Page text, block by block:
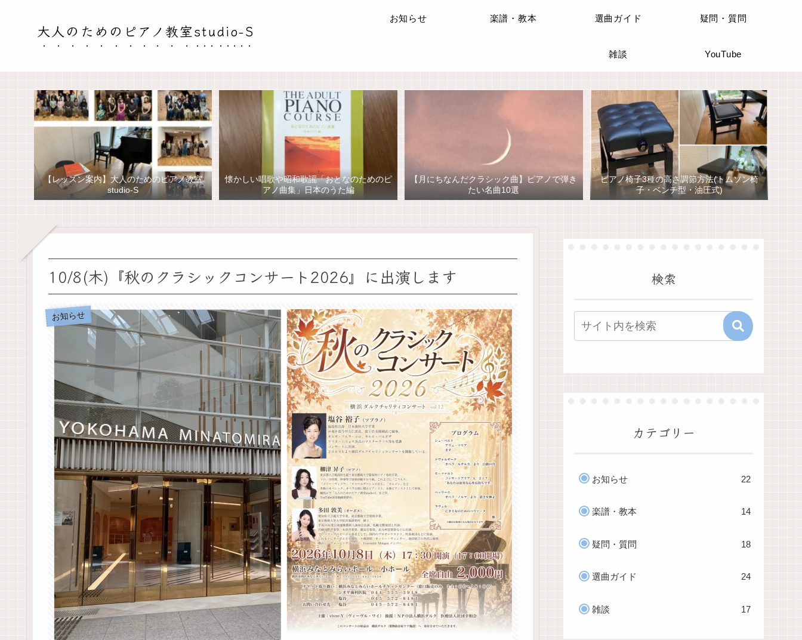
大人のためのピアノ教室studio-S
お知らせ 楽譜・教本 選曲ガイド 疑問・質問
雑談 YouTube
【レッスン案内】大人のためのピアノ教室
studio-S
懐かしい唱歌や昭和歌謡「おとなのためのピ
アノ曲集」日本のうた編
【月にちなんだクラシック曲】ピアノで弾き
たい名曲10選
ピアノ椅子3種の高さ調節方法(トムソン椅
子・ベンチ型・油圧式)
10/8(木)『秋のクラシックコンサート2026』に出演します
お知らせ
検索
カテゴリー
お知らせ 22
楽譜・教本 14
疑問・質問 18
選曲ガイド 24
雑談 17